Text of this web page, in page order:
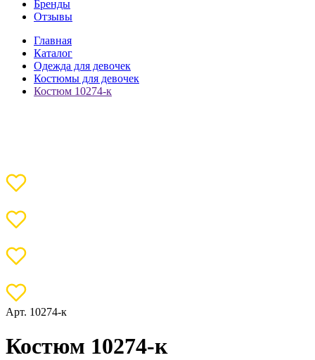
Бренды
Отзывы
Главная
Каталог
Одежда для девочек
Костюмы для девочек
Костюм 10274-к
Арт. 10274-к
Костюм 10274-к